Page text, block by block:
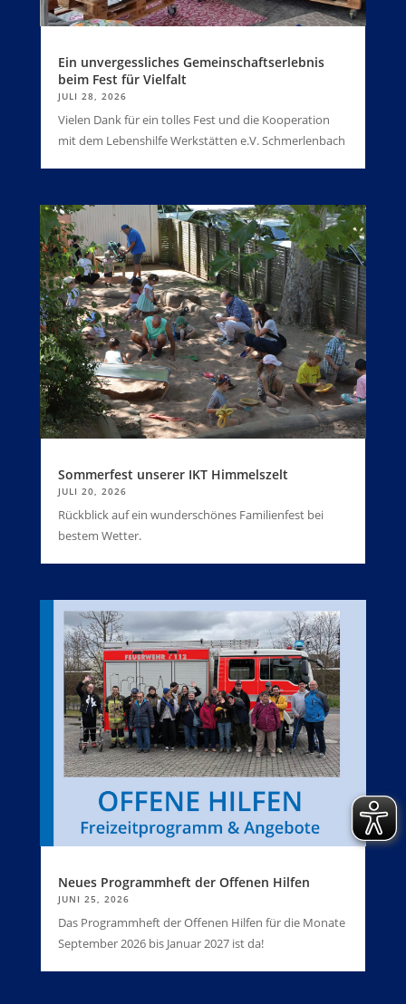
Ein unvergessliches Gemeinschaftserlebnis
beim Fest für Vielfalt
JULI 28, 2026
Vielen Dank für ein tolles Fest und die Kooperation
mit dem Lebenshilfe Werkstätten e.V. Schmerlenbach
Sommerfest unserer IKT Himmelszelt
JULI 20, 2026
Rückblick auf ein wunderschönes Familienfest bei
bestem Wetter.
Neues Programmheft der Offenen Hilfen
JUNI 25, 2026
Das Programmheft der Offenen Hilfen für die Monate
September 2026 bis Januar 2027 ist da!